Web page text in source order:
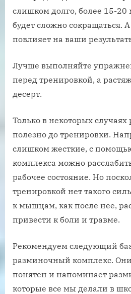
слишком долго, более 15-
будет сложно сокращаться.
повлияет на ваши
Лучше выполняйте
перед тренировкой, а
десерт.
Только в некоторых случаях
полезно до тренировки.
слишком жесткие, с
комплекса можно
рабочее состояние. Но
тренировкой нет такого
к мышцам, как после нее,
привести к боли и травме.
Рекомендуем следующий
разминочный комплекс.
понятен и напоминает
которые все мы делали в